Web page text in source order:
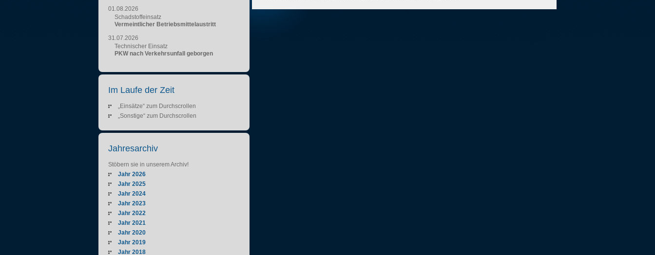
01.08.2026
Schadstoffeinsatz
Vermeintlicher Betriebsmittelaustritt
31.07.2026
Technischer Einsatz
PKW nach Verkehrsunfall geborgen
Im Laufe der Zeit
„Einsätze“ zum Durchscrollen
„Sonstige“ zum Durchscrollen
Jahresarchiv
Stöbern sie in unserem Archiv!
Jahr 2026
Jahr 2025
Jahr 2024
Jahr 2023
Jahr 2022
Jahr 2021
Jahr 2020
Jahr 2019
Jahr 2018